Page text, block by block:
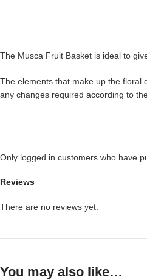
The Musca Fruit Basket is ideal to
The elements that make up the floral
any changes required according to
Reviews
There are no reviews yet.
Only logged in customers who have
You may also like…